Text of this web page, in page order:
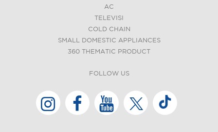
AC
TELEVISI
COLD CHAIN
SMALL DOMESTIC APPLIANCES
360 THEMATIC PRODUCT
FOLLOW US